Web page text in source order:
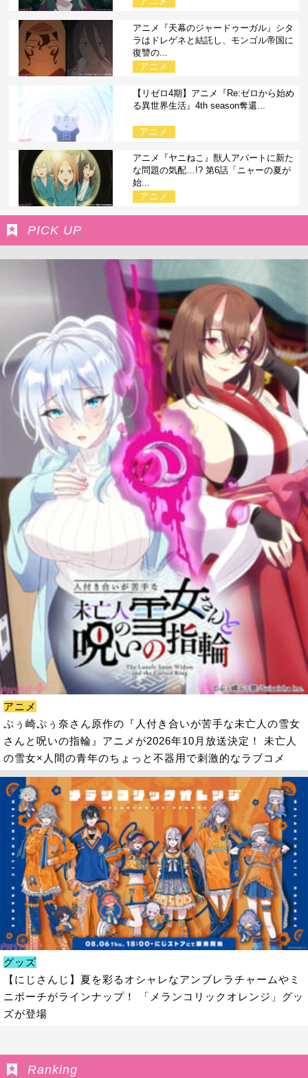
アニメ『天幕のジャードゥーガル』シタ
ラはドレゲネと結託し、モンゴル帝国に
復讐の...
アニメ
【リゼロ4期】アニメ『Re:ゼロから始め
る異世界生活』4th season奪還...
アニメ
アニメ『ヤニねこ』獣人アパートに新た
な問題の気配…!? 第6話「ニャーの夏が
始...
アニメ
PICK UP
アニメ
ぷぅ崎ぷぅ奈さん原作の『人付き合いが苦手な未亡人の雪女
さんと呪いの指輪』アニメが2026年10月放送決定！ 未亡人
の雪女×人間の青年のちょっと不器用で刺激的なラブコメ
グッズ
【にじさんじ】夏を彩るオシャレなアンブレラチャームやミ
ニポーチがラインナップ！ 「メランコリックオレンジ」グッ
ズが登場
Ranking